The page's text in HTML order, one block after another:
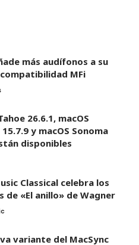
más audífonos a su
MFi
26.6.1, macOS
y macOS Sonoma
disponibles
Classical celebra los
de «El anillo» de Wagner
variante del MacSync